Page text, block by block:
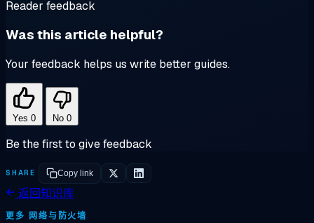
Reader feedback
Was this article helpful?
Your feedback helps us write better guides.
Yes 0 No 0
Be the first to give feedback
SHARE Copy link
返回知识库
更多 网络与防火墙